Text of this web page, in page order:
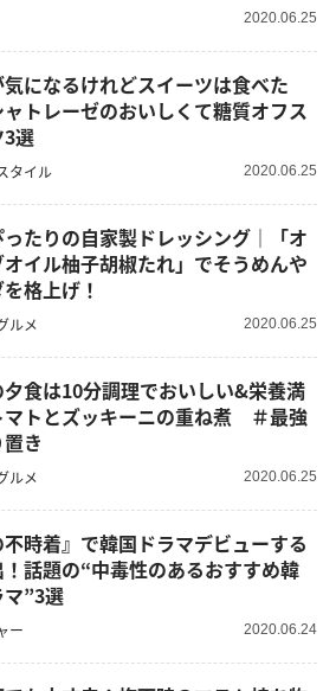
2020.06.25
になるけれどスイーツは食べた
トレーゼのおいしくて糖質オフス
選
タイル 2020.06.25
たりの自家製ドレッシング｜「オ
オイル柚子胡椒たれ」でそうめんや
格上げ！
ルメ 2020.06.25
食は10分調理でおいしい&栄養満
マトとズッキーニの重ね煮 ＃最強
き
ルメ 2020.06.25
不時着』で韓国ドラマデビューする
話題の“中毒性のあるおすすめ韓
”3選
ー 2020.06.24